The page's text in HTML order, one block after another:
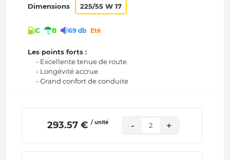
Dimensions 225/55 W 17
C B 69 db Eté
Les points forts :
- Excellente tenue de route.
- Longévité accrue.
- Grand confort de conduite
293.57 € / unité - 2 +